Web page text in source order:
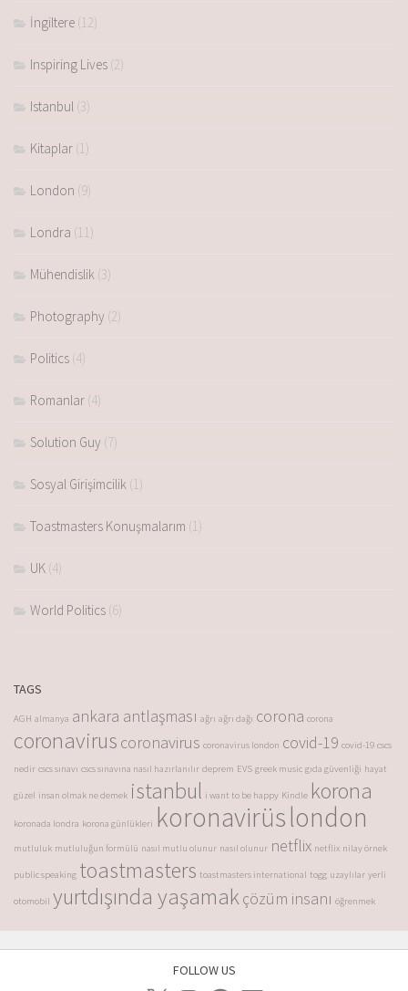
İngiltere (12)
Inspiring Lives (2)
Istanbul (3)
Kitaplar (1)
London (9)
Londra (11)
Mühendislik (3)
Photography (2)
Politics (4)
Romanlar (4)
Solution Guy (7)
Sosyal Girişimcilik (1)
Toastmasters Konuşmalarım (1)
UK (4)
World Politics (6)
TAGS
AGH almanya ankara antlaşması ağrı ağrı dağı corona corona
coronavirus coronavirus coronavirus london covid-19 covid-19 cscs
nedir cscs sınavı cscs sınavına nasıl hazırlanılır deprem EVS greek music gıda güvenliği hayat
güzel insan olmak ne demek istanbul i want to be happy Kindle korona
koronada londra korona günlükleri koronavirüslondon
mutluluk mutluluğun formülü nasıl mutlu olunur nasıl olunur netflix netflix nilay örnek
public speaking toastmasters toastmasters international togg uzaylılar yerli
otomobil yurtdışında yaşamakçözüm insanı öğrenmek
FOLLOW US